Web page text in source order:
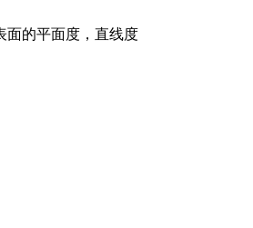
面的平面度，直线度